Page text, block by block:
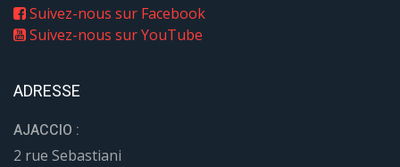
Suivez-nous sur Facebook
Suivez-nous sur YouTube
ADRESSE
AJACCIO :
2 rue Sebastiani